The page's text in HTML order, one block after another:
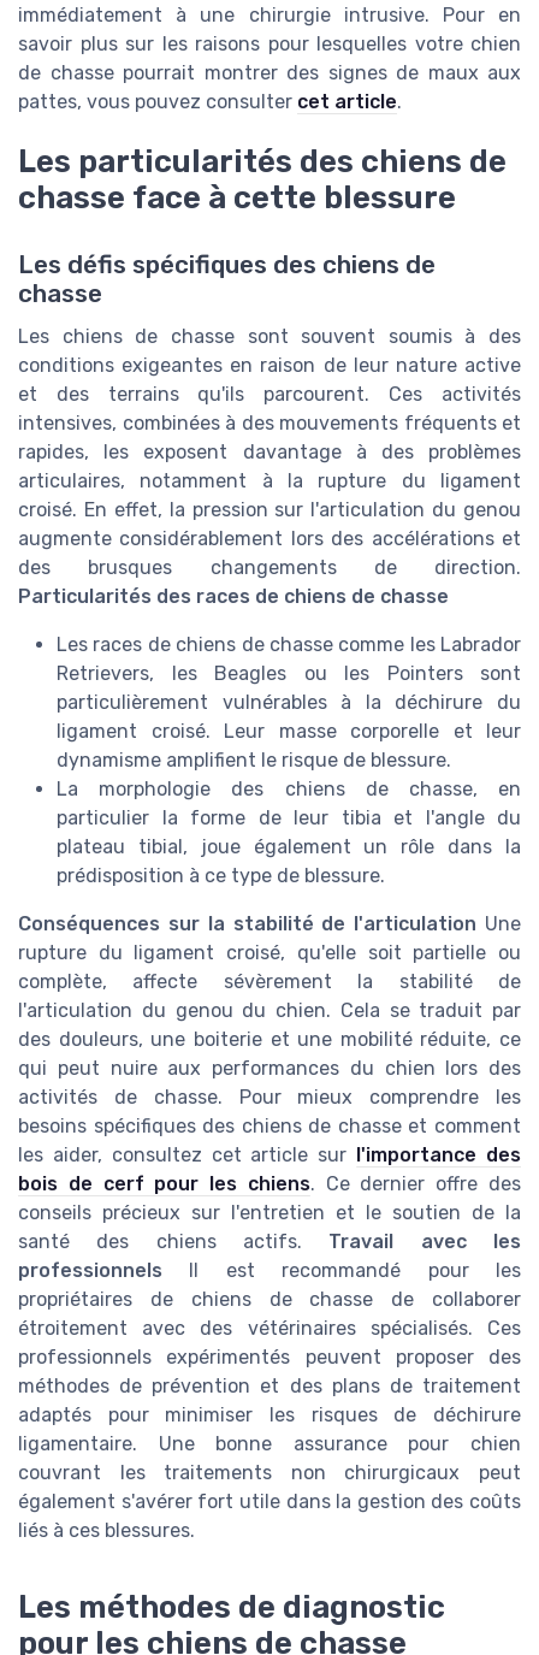
immédiatement à une chirurgie intrusive. Pour en
savoir plus sur les raisons pour lesquelles votre chien
de chasse pourrait montrer des signes de maux aux
pattes, vous pouvez consulter cet article.
Les particularités des chiens de
chasse face à cette blessure
Les défis spécifiques des chiens de
chasse
Les chiens de chasse sont souvent soumis à des
conditions exigeantes en raison de leur nature active
et des terrains qu'ils parcourent. Ces activités
intensives, combinées à des mouvements fréquents et
rapides, les exposent davantage à des problèmes
articulaires, notamment à la rupture du ligament
croisé. En effet, la pression sur l'articulation du genou
augmente considérablement lors des accélérations et
des brusques changements de direction.
Particularités des races de chiens de chasse
Les races de chiens de chasse comme les Labrador
Retrievers, les Beagles ou les Pointers sont
particulièrement vulnérables à la déchirure du
ligament croisé. Leur masse corporelle et leur
dynamisme amplifient le risque de blessure.
La morphologie des chiens de chasse, en
particulier la forme de leur tibia et l'angle du
plateau tibial, joue également un rôle dans la
prédisposition à ce type de blessure.
Conséquences sur la stabilité de l'articulation Une
rupture du ligament croisé, qu'elle soit partielle ou
complète, affecte sévèrement la stabilité de
l'articulation du genou du chien. Cela se traduit par
des douleurs, une boiterie et une mobilité réduite, ce
qui peut nuire aux performances du chien lors des
activités de chasse. Pour mieux comprendre les
besoins spécifiques des chiens de chasse et comment
les aider, consultez cet article sur
l'importance des
bois de cerf pour les chiens. Ce dernier offre des
conseils précieux sur l'entretien et le soutien de la
santé des chiens actifs. Travail avec les
professionnels Il est recommandé pour les
propriétaires de chiens de chasse de collaborer
étroitement avec des vétérinaires spécialisés. Ces
professionnels expérimentés peuvent proposer des
méthodes de prévention et des plans de traitement
adaptés pour minimiser les risques de déchirure
ligamentaire. Une bonne assurance pour chien
couvrant les traitements non chirurgicaux peut
également s'avérer fort utile dans la gestion des coûts
liés à ces blessures.
Les méthodes de diagnostic
pour les chiens de chasse